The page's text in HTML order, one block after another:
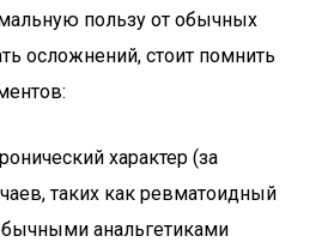
пользу от обычных
осложнений, стоит помнить
характер (за
таких как ревматоидный
анальгетиками